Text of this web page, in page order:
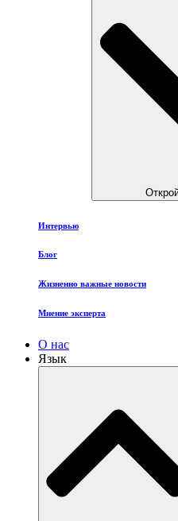
Интервью
Блог
Жизненно важные новости
Мнение эксперта
О нас
Язык